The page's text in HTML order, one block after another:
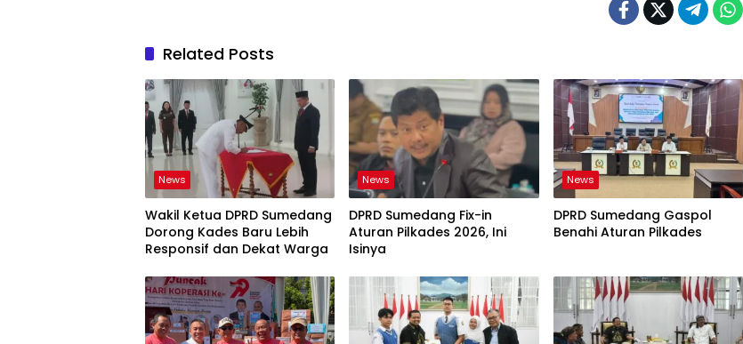
Related Posts
News
Wakil Ketua DPRD Sumedang
Dorong Kades Baru Lebih
Responsif dan Dekat Warga
News
DPRD Sumedang Fix-in
Aturan Pilkades 2026, Ini
Isinya
News
DPRD Sumedang Gaspol
Benahi Aturan Pilkades